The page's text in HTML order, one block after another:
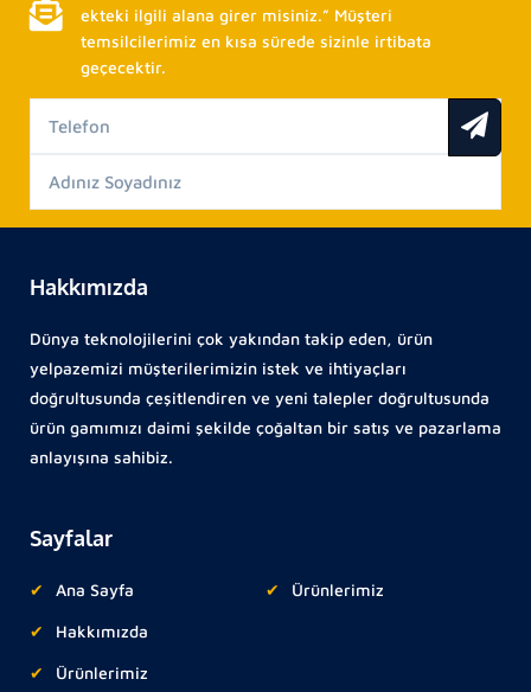
ekteki ilgili alana girer misiniz.” Müşteri
temsilcilerimiz en kısa sürede sizinle irtibata
geçecektir.
Hakkımızda
Dünya teknolojilerini çok yakından takip eden, ürün
yelpazemizi müşterilerimizin istek ve ihtiyaçları
doğrultusunda çeşitlendiren ve yeni talepler doğrultusunda
ürün gamımızı daimi şekilde çoğaltan bir satış ve pazarlama
anlayışına sahibiz.
Sayfalar
Ana Sayfa
Hakkımızda
Ürünlerimiz
Ürünlerimiz